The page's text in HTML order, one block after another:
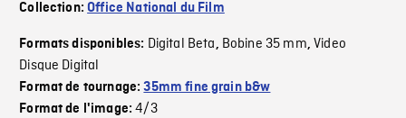
Collection:Office National du Film
Formats disponibles: Digital Beta, Bobine 35 mm,Video
Disque Digital
Format de tournage:35mm fine grain b&w
Format de l'image:4/3